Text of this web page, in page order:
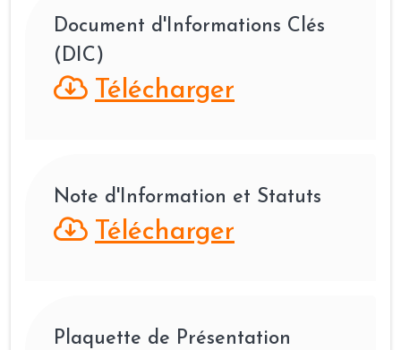
Document d'Informations Clés
(DIC)
Télécharger
Note d'Information et Statuts
Télécharger
Plaquette de Présentation